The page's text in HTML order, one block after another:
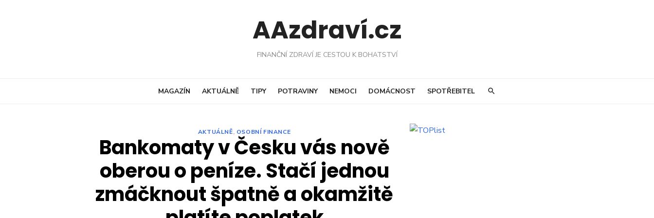
AAzdraví.cz
FINANČNÍ ZDRAVÍ JE CESTOU K BOHATSTVÍ
MAGAZÍN AKTUÁLNĚ TIPY POTRAVINY NEMOCI DOMÁCNOST SPOTŘEBITEL
AKTUÁLNĚ, OSOBNÍ FINANCE
Bankomaty v Česku vás nově
oberou o peníze. Stačí jednou
zmáčknout špatně a okamžitě